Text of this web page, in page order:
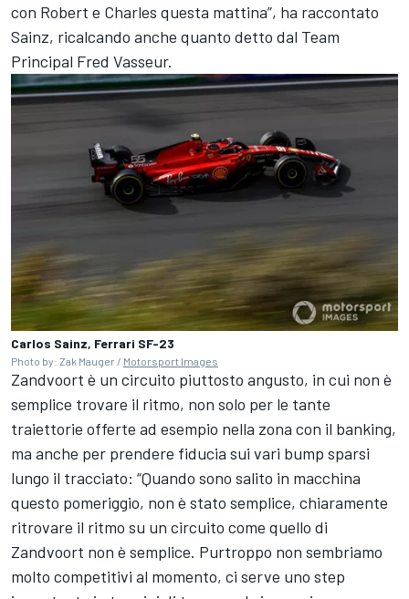
con Robert e Charles questa mattina”, ha raccontato
Sainz, ricalcando anche quanto detto dal Team
Principal Fred Vasseur.
Carlos Sainz, Ferrari SF-23
Photo by: Zak Mauger / Motorsport Images
Zandvoort è un circuito piuttosto angusto, in cui non è
semplice trovare il ritmo, non solo per le tante
traiettorie offerte ad esempio nella zona con il banking,
ma anche per prendere fiducia sui vari bump sparsi
lungo il tracciato: “Quando sono salito in macchina
questo pomeriggio, non è stato semplice, chiaramente
ritrovare il ritmo su un circuito come quello di
Zandvoort non è semplice. Purtroppo non sembriamo
molto competitivi al momento, ci serve uno step